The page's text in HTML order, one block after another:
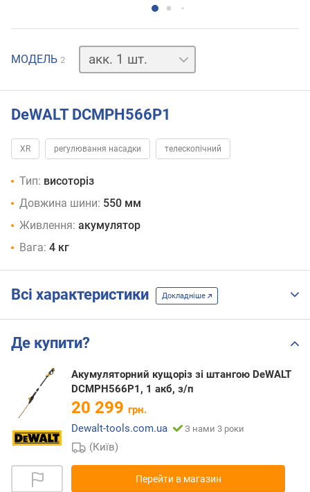
МОДЕЛЬ 2
акк.
відсутній
DeWALT DCMPH566P1
XR регулювання насадки телескопічний
Тип: висоторіз
Довжина шини: 550 мм
Живлення: акумулятор
Вага: 4 кг
Всі характеристики Докладніше
Де купити?
Акумуляторний кущоріз зі штангою DeWALT
DCMPH566P1, 1 акб, з/п
20 299 грн.
Dewalt-tools.com.ua
З нами 3 роки
(Київ)
Перейти в магазин